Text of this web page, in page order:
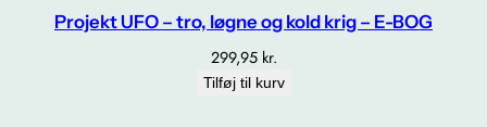
Projekt UFO – tro, løgne og kold krig – E-BOG
299,95 kr.
Tilføj til kurv